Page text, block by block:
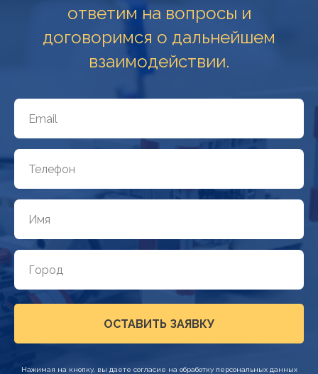
ответим на вопросы и
договоримся о дальнейшем
взаимодействии.
ОСТАВИТЬ ЗАЯВКУ
Нажимая на кнопку, вы даете согласие на обработку персональных данных